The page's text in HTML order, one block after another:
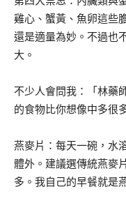
雞心、蟹黃、魚卵這些
還是適量為妙。不過也
大。
不少人會問我：「林藥
的食物比你想像中多很
燕麥片：每天一碗，水
體外。建議選傳統燕麥
多。我自己的早餐就是